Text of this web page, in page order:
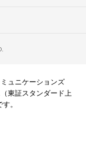
ュニケーションズ
東証スタンダード上
。